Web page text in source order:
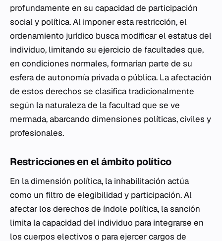
profundamente en su capacidad de participación
social y política. Al imponer esta restricción, el
ordenamiento jurídico busca modificar el estatus del
individuo, limitando su ejercicio de facultades que,
en condiciones normales, formarían parte de su
esfera de autonomía privada o pública. La afectación
de estos derechos se clasifica tradicionalmente
según la naturaleza de la facultad que se ve
mermada, abarcando dimensiones políticas, civiles y
profesionales.
Restricciones en el ámbito político
En la dimensión política, la inhabilitación actúa
como un filtro de elegibilidad y participación. Al
afectar los derechos de índole política, la sanción
limita la capacidad del individuo para integrarse en
los cuerpos electivos o para ejercer cargos de